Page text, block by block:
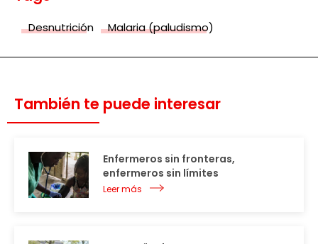
Desnutrición Malaria (paludismo)
También te puede interesar
Enfermeros sin fronteras,
enfermeros sin límites
Leer más